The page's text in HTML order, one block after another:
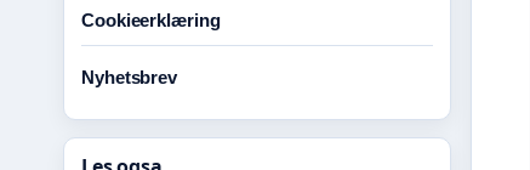
Cookieerklæring
Nyhetsbrev